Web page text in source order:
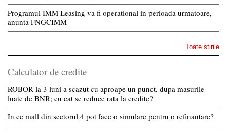
Programul IMM Leasing va fi operational in perioada urmatoare,
anunta FNGCIMM
Toate stirile
Calculator de credite
ROBOR la 3 luni a scazut cu aproape un punct, dupa masurile
luate de BNR; cu cat se reduce rata la credite?
In ce mall din sectorul 4 pot face o simulare pentru o refinantare?